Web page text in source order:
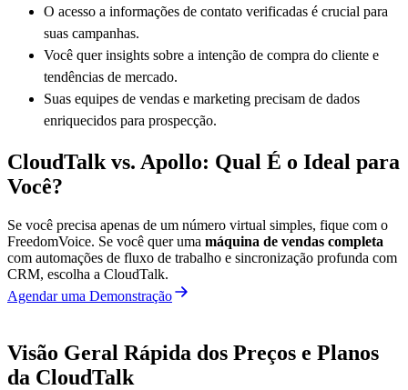
O acesso a informações de contato verificadas é crucial para
suas campanhas.
Você quer insights sobre a intenção de compra do cliente e
tendências de mercado.
Suas equipes de vendas e marketing precisam de dados
enriquecidos para prospecção.
CloudTalk vs. Apollo: Qual É o Ideal para
Você?
Se você precisa apenas de um número virtual simples, fique com o
FreedomVoice. Se você quer uma máquina de vendas completa
com automações de fluxo de trabalho e sincronização profunda com
CRM, escolha a CloudTalk.
Agendar uma Demonstração
Visão Geral Rápida dos Preços e Planos
da CloudTalk